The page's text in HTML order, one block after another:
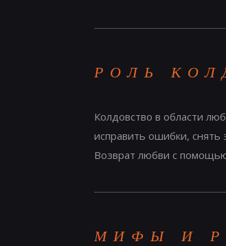
РОЛЬ
Колдовство в области
исправить ошибки,
Возврат любви с
МИФЫ И